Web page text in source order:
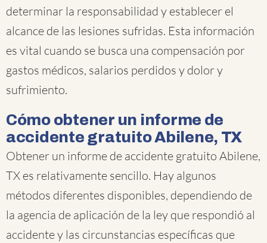
determinar la responsabilidad y establecer el
alcance de las lesiones sufridas. Esta información
es vital cuando se busca una compensación por
gastos médicos, salarios perdidos y dolor y
sufrimiento.
Cómo obtener un informe de
accidente gratuito Abilene, TX
Obtener un informe de accidente gratuito Abilene,
TX es relativamente sencillo. Hay algunos
métodos diferentes disponibles, dependiendo de
la agencia de aplicación de la ley que respondió al
accidente y las circunstancias específicas que